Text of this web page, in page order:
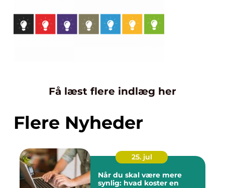
Få læst flere indlæg her
Flere Nyheder
25. jul
Når du skal være mere
synlig: hvad koster en